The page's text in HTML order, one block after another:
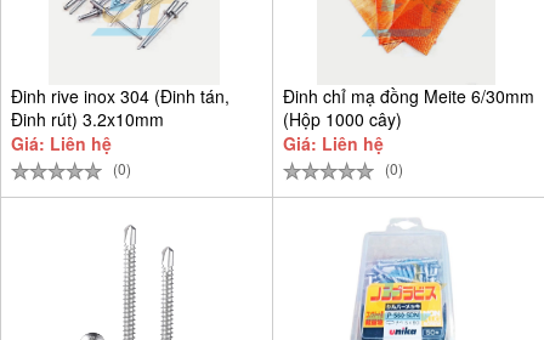
Đinh rive inox 304 (Đinh tán,
Đinh rút) 3.2x10mm
Giá: Liên hệ
(0)
Đinh chỉ mạ đồng Meite 6/30mm
(Hộp 1000 cây)
Giá: Liên hệ
(0)